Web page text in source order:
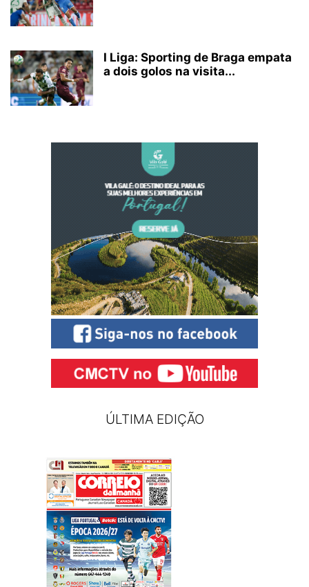
I Liga: Sporting de Braga empata
a dois golos na visita...
ÚLTIMA EDIÇÃO